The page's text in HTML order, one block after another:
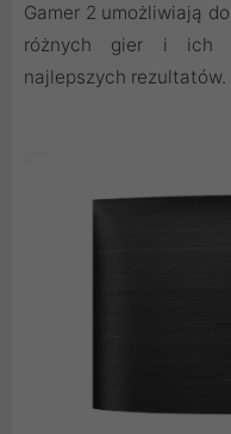
Gamer 2 umożliwiają
różnych gier i ich
najlepszych rezultatów.